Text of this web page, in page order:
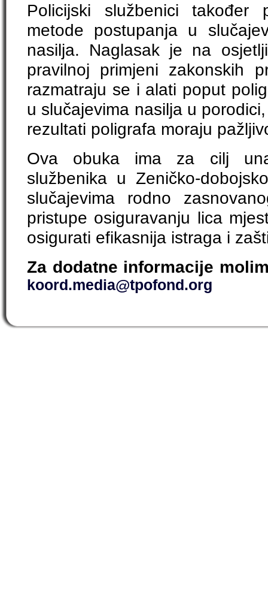
Policijski službenici također
metode postupanja u
nasilja. Naglasak je na
pravilnoj primjeni zakonskih
razmatraju se i alati poput
u slučajevima nasilja u
rezultati poligrafa moraju
Ova obuka ima za cilj
službenika u Zeničko-
slučajevima rodno
pristupe osiguravanju lica
osigurati efikasnija istraga i
Za dodatne informacije
koord.media@tpofond.org